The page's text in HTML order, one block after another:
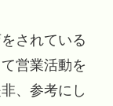
されている
営業活動を
、参考にし